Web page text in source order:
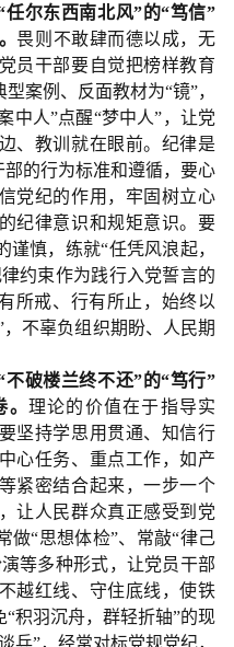
尔东西南北风”的“笃信”
畏则不敢肆而德以成，无
员干部要自觉把榜样教育
案例、反面教材为“镜”，
中人”点醒“梦中人”，让党
、教训就在眼前。纪律是
部的行为标准和遵循，要心
党纪的作用，牢固树立心
纪律意识和规矩意识。要
慎，练就“任凭风浪起，
约束作为践行入党誓言的
所戒、行有所止，始终以
不辜负组织期盼、人民期
破楼兰终不还”的“笃行”
理论的价值在于指导实
坚持学思用贯通、知信行
心任务、重点工作，如产
紧密结合起来，一步一个
让人民群众真正感受到党
做“思想体检”、常敲“律己
等多种形式，让党员干部
越红线、守住底线，使铁
积羽沉舟，群轻折轴”的现